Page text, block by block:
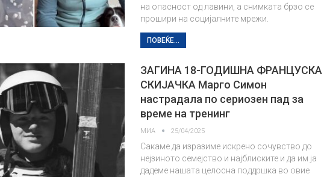
на опасност од лавини, а снимката брзо се
прошири на социјалните мрежи.
ПОВЕЌЕ...
ЗАГИНА 18-ГОДИШНА ФРАНЦУСКА
СКИЈАЧКА Марго Симон
настрадала по сериозен пад за
време на тренинг
МИА 25/04/2025
Сакаме да изразиме искрено сочувство до
нејзиното семејство и најблиските и да им ја
дадеме нашата целосна поддршка во овие